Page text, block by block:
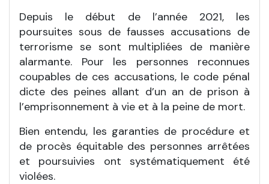
Depuis le début de l’année 2021, les
poursuites sous de fausses accusations de
terrorisme se sont multipliées de manière
alarmante. Pour les personnes reconnues
coupables de ces accusations, le code pénal
dicte des peines allant d’un an de prison à
l’emprisonnement à vie et à la peine de mort.
Bien entendu, les garanties de procédure et
de procès équitable des personnes arrêtées
et poursuivies ont systématiquement été
violées.